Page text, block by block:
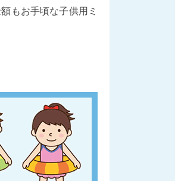
もお手頃な子供用ミ